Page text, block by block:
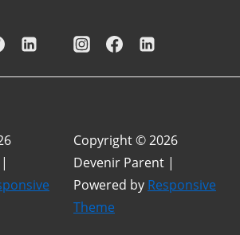
de
page
|
Copyright © 2026
Devenir Parent |
Powered by Responsive
Theme